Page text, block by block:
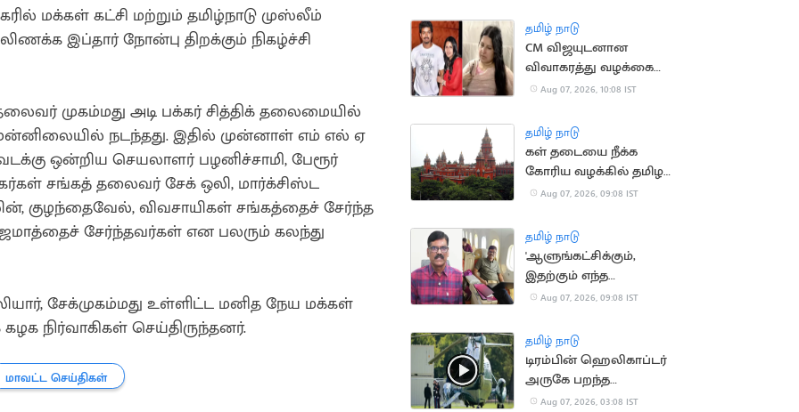
மக்கள் கட்சி மற்றும் தமிழ்நாடு முஸ்லீம்
இப்தார் நோன்பு திறக்கும் நிகழ்ச்சி
முகம்மது அடி பக்கர் சித்திக் தலைமையில்
நடந்தது. இதில் முன்னாள் எம் எல் ஏ
ஒன்றிய செயலாளர் பழனிச்சாமி, பேரூர்
சங்கத் தலைவர் சேக் ஒலி, மார்க்சிஸ்ட
குழந்தைவேல், விவசாயிகள் சங்கத்தைச் சேர்ந்த
சேர்ந்தவர்கள் என பலரும் கலந்து
சேக்முகம்மது உள்ளிட்ட மனித நேய மக்கள்
நிர்வாகிகள் செய்திருந்தனர்.
மாவட்ட செய்திகள்
தமிழ் நாடு
CM விஜயுடனான
விவாகரத்து வழக்கை
வாபஸ் வாங்கினார்
Aug 07, 2026, 10:08 IST
தமிழ் நாடு
கள் தடையை நீக்க
கோரிய வழக்கில் தமிழக
அரசு பதிலளிக்க
Aug 07, 2026, 09:08 IST
தமிழ் நாடு
'ஆளுங்கட்சிக்கும்,
இதற்கும் எந்த
சம்பந்தமும் இல்லை' -
Aug 07, 2026, 09:08 IST
தமிழ் நாடு
டிரம்பின் ஹெலிகாப்டர்
அருகே பறந்த
பயணிகள் விமானம்
Aug 07, 2026, 03:08 IST